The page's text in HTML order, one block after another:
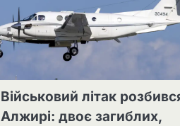
Військовий літак
Алжирі: двоє загиблих,